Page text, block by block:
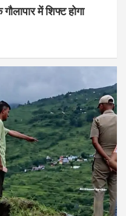
में शिफ्ट होगा